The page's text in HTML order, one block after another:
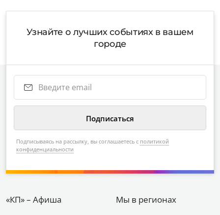
Узнайте о лучших событиях в вашем
городе
Подписываясь на рассылку, вы соглашаетесь с политикой
конфиденциальности
«КП» – Афиша Мы в регионах